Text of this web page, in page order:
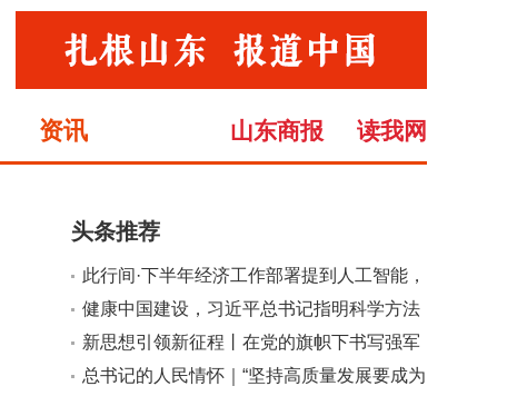
资讯 读我网
山东商报
大
头条推荐
此行间·下半年经济工作部署提到人工智能，
有何深意？
健康中国建设，习近平总书记指明科学方法
论
新思想引领新征程丨在党的旗帜下书写强军
兴军新荣光
总书记的人民情怀｜“坚持高质量发展要成为